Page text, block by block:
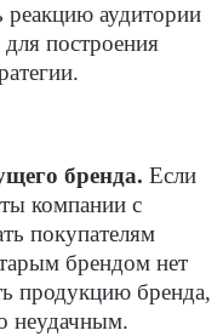
реакцию аудитории
для построения
бренда. Если
компании с
покупателям
брендом нет
продукцию бренда,
неудачным.